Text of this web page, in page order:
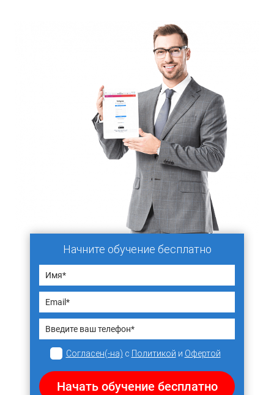
Начните обучение бесплатно
Согласен(-на) с Политикой и Офертой
Начать обучение бесплатно